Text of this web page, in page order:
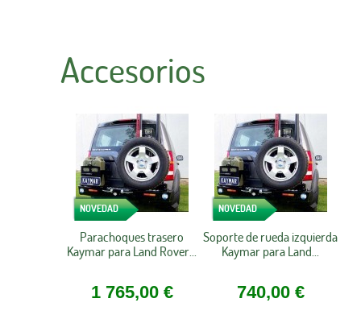
Accesorios
NOVEDAD
Parachoques trasero
Kaymar para Land Rover...
1 765,00 €
NOVEDAD
Soporte de rueda izquierda
Kaymar para Land...
740,00 €